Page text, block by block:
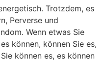
Trotzdem, es
Perverse und
Wenn etwas Sie
können, können Sie es,
können es, es können